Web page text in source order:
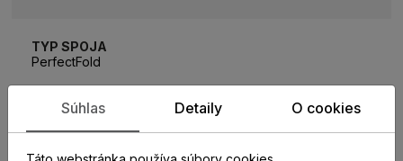
TYP SPOJA
PerfectFold
HRÚBKA PODLAHY
8 mm
Súhlas Detaily O cookies